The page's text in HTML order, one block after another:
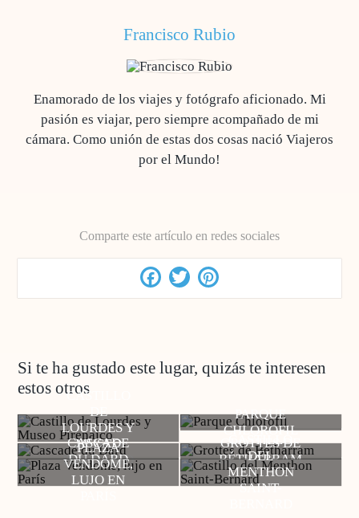
Francisco Rubio
Enamorado de los viajes y fotógrafo aficionado. Mi
pasión es viajar, pero siempre acompañado de mi
cámara. Como unión de estas dos cosas nació Viajeros
por el Mundo!
Comparte este artículo en redes sociales
Facebook
Twitter
Si te ha gustado este lugar, quizás te interesen
estos otrosCASTILLO
DE
LOURDES Y
MUSEO
PIRENAICO
PARQUE
CHLOROFIL
CASCADE
DU DARD
GROTTES DE
BÉTHARRAM
PLAZA
VENDOME,
LUJO EN
CASTILLO
DEL
MENTHON
SAINT-